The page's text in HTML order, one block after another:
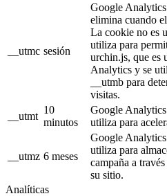
__utmc sesión
Google
elimina cuando
La cookie no es
utiliza para
urchin.js, que es
Analytics y se
__utmb para
visitas.
__utmt
10
minutos
Google Analytics
utiliza para
__utmz 6 meses
Google Analytics
utiliza para
campaña a
su sitio.
Analíticas